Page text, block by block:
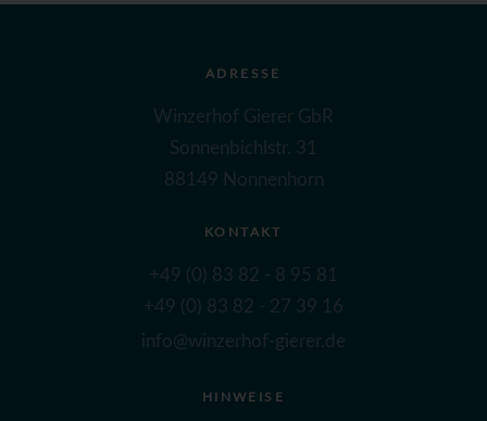
ADRESSE
Winzerhof Gierer GbR
Sonnenbichlstr. 31
88149 Nonnenhorn
KONTAKT
+49 (0) 83 82 - 8 95 81
+49 (0) 83 82 - 27 39 16
info@winzerhof-gierer.de
HINWEISE